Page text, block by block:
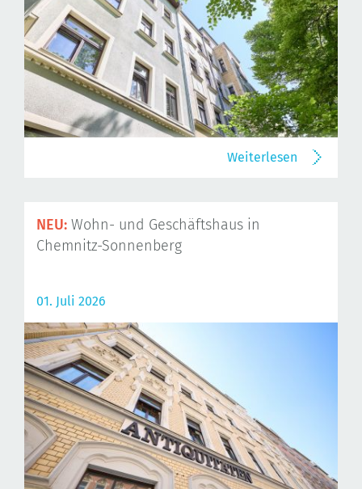
Weiterlesen
NEU: Wohn- und Geschäftshaus in
Chemnitz-Sonnenberg
01. Juli 2026